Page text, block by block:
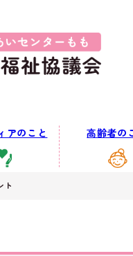
アのこと 高齢者の
ト